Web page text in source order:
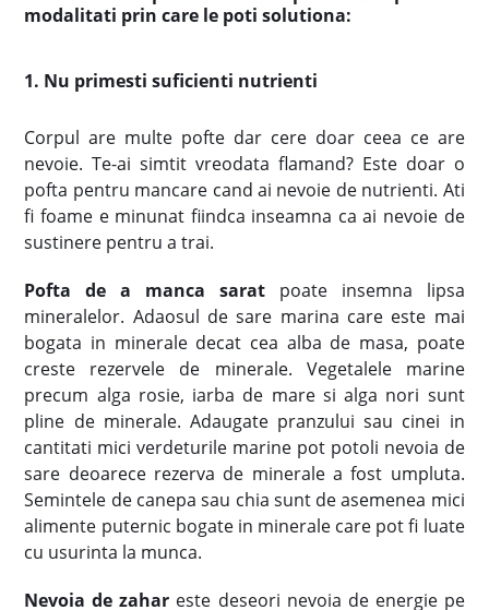
modalitati prin care le poti solutiona:
1. Nu primesti suficienti nutrienti
Corpul are multe pofte dar cere doar ceea ce are
nevoie. Te-ai simtit vreodata flamand? Este doar o
pofta pentru mancare cand ai nevoie de nutrienti. Ati
fi foame e minunat fiindca inseamna ca ai nevoie de
sustinere pentru a trai.
Pofta de a manca saratpoate insemna lipsa
mineralelor. Adaosul de sare marina care este mai
bogata in minerale decat cea alba de masa, poate
creste rezervele de minerale. Vegetalele marine
precum alga rosie, iarba de mare si alga nori sunt
pline de minerale. Adaugate pranzului sau cinei in
cantitati mici verdeturile marine pot potoli nevoia de
sare deoarece rezerva de minerale a fost umpluta.
Semintele de canepa sau chia sunt de asemenea mici
alimente puternic bogate in minerale care pot fi luate
cu usurinta la munca.
Nevoia de zahar este deseori nevoia de energie pe